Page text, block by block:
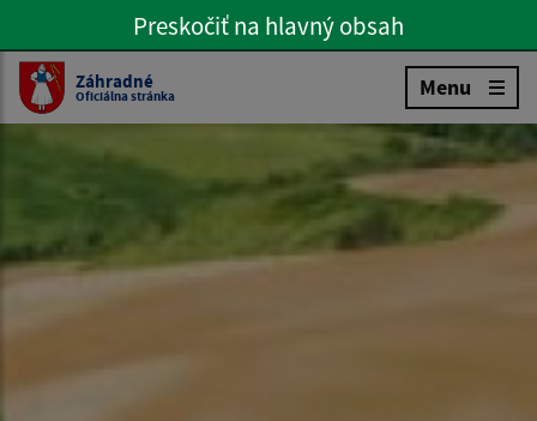
Preskočiť na hlavné menu
Preskočiť na hlavný obsah
Slovenčina
Záhradné
Oficiálna stránka Menu